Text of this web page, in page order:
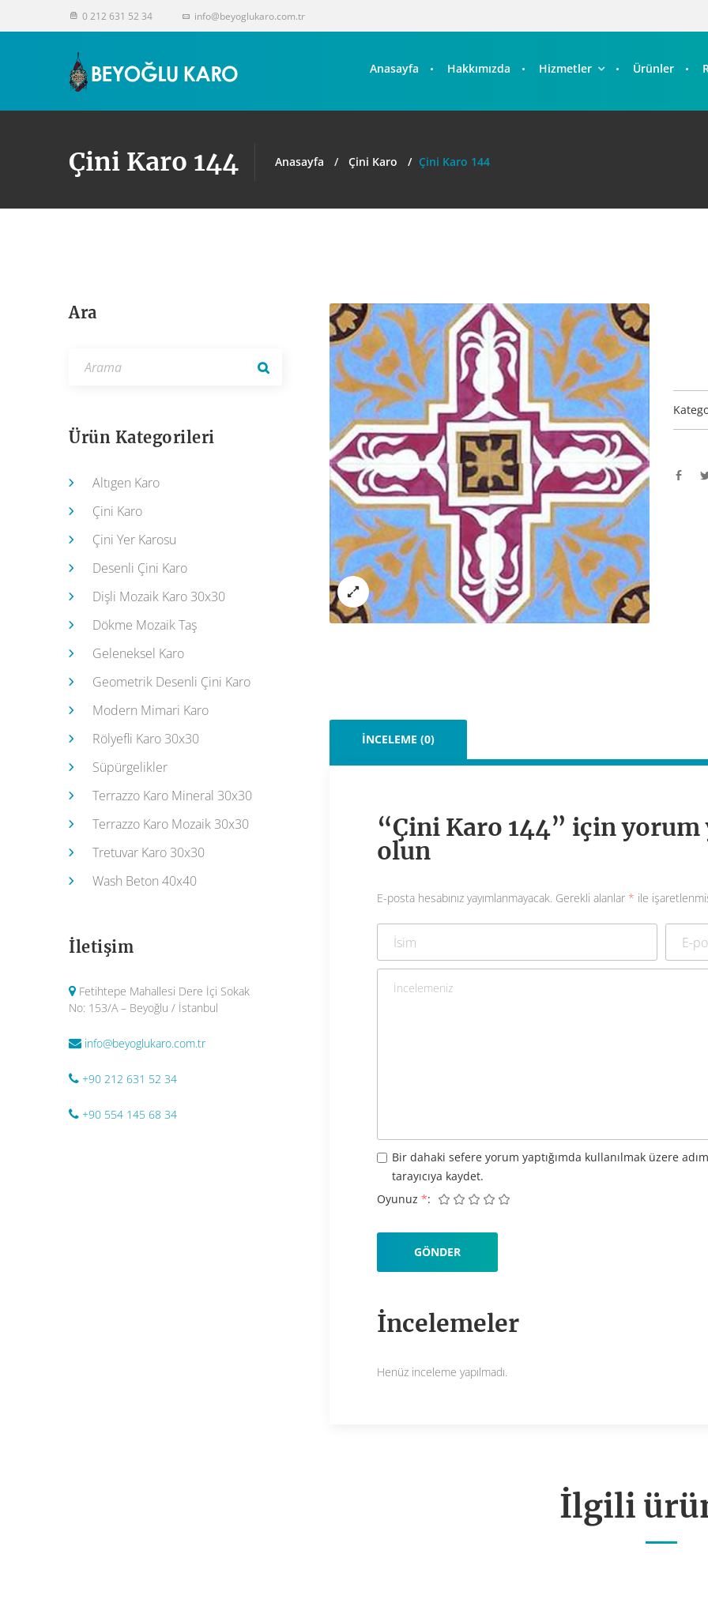
0 212 631 52 34 info@beyoglukaro.com.tr
Anasayfa Hakkımızda Hizmetler Ürünler
Çini Karo 144 Anasayfa Çini Karo Çini Karo 144
İNCELEME (0)
İncelemeler
Henüz inceleme yapılmadı.
“Çini Karo 144” için
olun
E-posta hesabınız yayımlanmayacak. Gerekli alanlar * ile
Oyunuz *
Bir dahaki sefere yorum yaptığımda kullanılmak üzere
tarayıcıya kaydet.
İlgili
Ara
Ürün Kategorileri
Altıgen Karo
Çini Karo
Çini Yer Karosu
Desenli Çini Karo
Dişli Mozaik Karo 30x30
Dökme Mozaik Taş
Geleneksel Karo
Geometrik Desenli Çini Karo
Modern Mimari Karo
Rölyefli Karo 30x30
Süpürgelikler
Terrazzo Karo Mineral 30x30
Terrazzo Karo Mozaik 30x30
Tretuvar Karo 30x30
Wash Beton 40x40
İletişim
Fetihtepe Mahallesi Dere İçi Sokak
No: 153/A – Beyoğlu / İstanbul
info@beyoglukaro.com.tr
+90 212 631 52 34
+90 554 145 68 34